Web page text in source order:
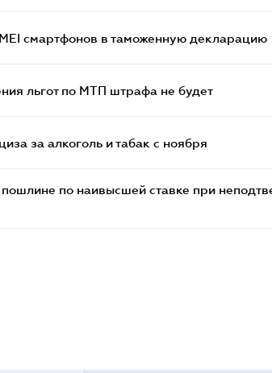
смартфонов в таможенную декларацию
льгот по МТП штрафа не будет
за алкоголь и табак с ноября
пошлине по наивысшей ставке при